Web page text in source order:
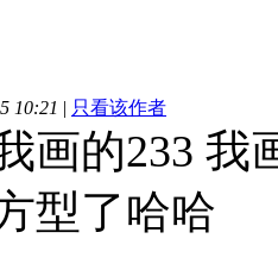
10:21 | 只看该作者
画的233 我
型了哈哈